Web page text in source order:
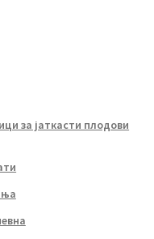
за јаткасти плодови